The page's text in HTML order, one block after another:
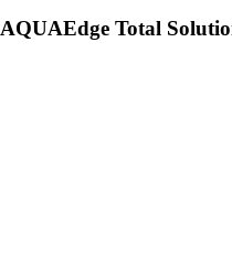
AQUAEdge Total